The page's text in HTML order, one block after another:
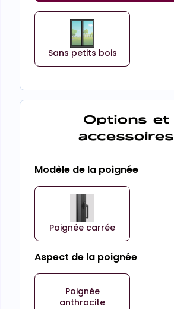
Sans petits bois
Options et
accessoires
Modèle de la poignée
Poignée carrée
Aspect de la poignée
Poignée
anthracite